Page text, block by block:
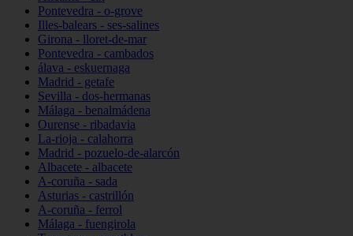
Pontevedra - o-grove
Illes-balears - ses-salines
Girona - lloret-de-mar
Pontevedra - cambados
álava - eskuernaga
Madrid - getafe
Sevilla - dos-hermanas
Málaga - benalmádena
Ourense - ribadavia
La-rioja - calahorra
Madrid - pozuelo-de-alarcón
Albacete - albacete
A-coruña - sada
Asturias - castrillón
A-coruña - ferrol
Málaga - fuengirola